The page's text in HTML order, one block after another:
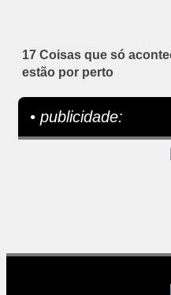
17 Coisas que só
estão por perto
• publicidade: